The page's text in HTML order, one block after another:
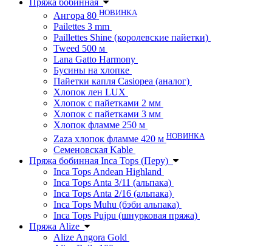
Пряжа бобинная
Ангора 80 НОВИНКА
Pailettes 3 mm
Paillettes Shine (королевские пайетки)
Tweed 500 м
Lana Gatto Harmony
Бусины на хлопке
Пайетки капля Casiopea (аналог)
Хлопок лен LUX
Хлопок с пайетками 2 мм
Хлопок с пайетками 3 мм
Хлопок фламме 250 м
Zaza хлопок фламме 420 м НОВИНКА
Семеновская Kable
Пряжа бобинная Inca Tops (Перу)
Inca Tops Andean Highland
Inca Tops Anta 3/11 (альпака)
Inca Tops Anta 2/16 (альпака)
Inca Tops Muhu (бэби альпака)
Inca Tops Pujpu (шнурковая пряжа)
Пряжа Alize
Alize Angora Gold